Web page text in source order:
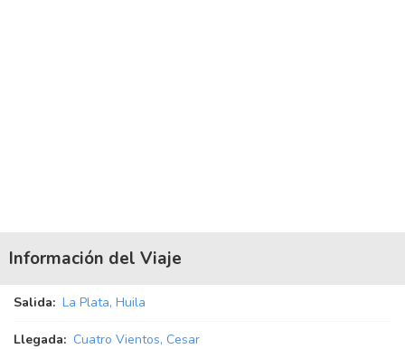
Información del Viaje
Salida: La Plata, Huila
Llegada: Cuatro Vientos, Cesar